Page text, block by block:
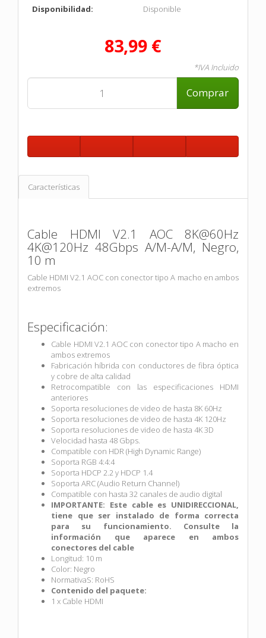
Disponibilidad:
Disponible
83,99 €
*IVA Incluido
Comprar
Características
Cable HDMI V2.1 AOC 8K@60Hz
4K@120Hz 48Gbps A/M-A/M, Negro,
10 m
Cable HDMI V2.1 AOC con conector tipo A macho en ambos
extremos
Especificación:
Cable HDMI V2.1 AOC con conector tipo A macho en
ambos extremos
Fabricación híbrida con conductores de fibra óptica
y cobre de alta calidad
Retrocompatible con las especificaciones HDMI
anteriores
Soporta resoluciones de video de hasta 8K 60Hz
Soporta resoluciones de video de hasta 4K 120Hz
Soporta resoluciones de video de hasta 4K 3D
Velocidad hasta 48 Gbps.
Compatible con HDR (High Dynamic Range)
Soporta RGB 4:4:4
Soporta HDCP 2.2 y HDCP 1.4
Soporta ARC (Audio Return Channel)
Compatible con hasta 32 canales de audio digital
IMPORTANTE: Este cable es UNIDIRECCIONAL,
tiene que ser instalado de forma correcta
para su funcionamiento. Consulte la
información que aparece en ambos
conectores del cable
Longitud: 10 m
Color: Negro
NormativaS: RoHS
Contenido del paquete:
1 x Cable HDMI